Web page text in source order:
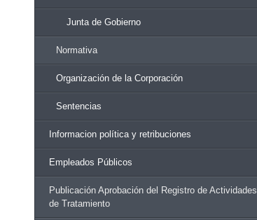
Junta de Gobierno
Normativa
Organización de la Corporación
Sentencias
Informacion política y retribuciones
Empleados Públicos
Publicación Aprobación del Registro de Actividades
de Tratamiento